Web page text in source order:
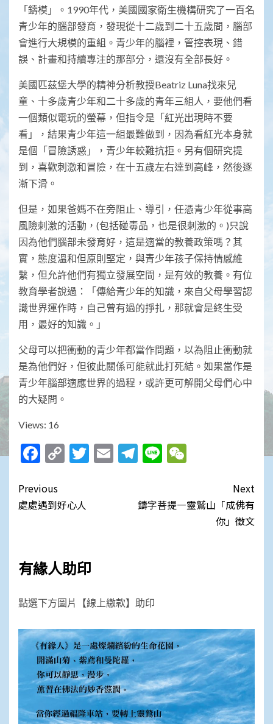
「鑄模」。1990年代，美國國家衛生機構研究了一百名
青少年的腦部發育，發現從十二歲到二十五歲間，腦部
會進行大規模的重組。青少年的腦裡，管控表現、錯
誤、計畫和持續專注的那部分，還沒有全部長好。
美國匹茲堡大學的精神分析教授Beatriz Luna找來兒
童、十多歲青少年和二十多歲的青年三組人，要他們看
一個類似電玩的螢幕，但指令是「紅光出現時不要
看」，結果青少年這一組最難做到，因為看紅光本身就
是個「冒險誘惑」，青少年較難抗拒。另有個研究提
到，喜歡刺激和冒險，在十五歲左右達到高峰，然後逐
漸下滑。
但是，如果爸媽不在旁阻止、導引，任憑青少年從事高
風險刺激的活動，(包括碰毒品，也是很刺激的。)只說
因為他們腦部未發育好，這是適當的教養政策嗎？其
實，態度溫和但原則堅定，與青少年孩子保持情感維
繫，但允許他們有獨立發展空間，是有效的教養。有位
教育學者說過：「傳給青少年的知識，來自父母學習認
識世界運作時，自己曾有過的掙扎，那就會是終生受
用，最好的知識。」
父母可以把衝動的青少年都當作問題，以為阻止衝動就
是為他們好，但彼此關係可能就此打死結。如果當作是
青少年腦部適應世界的過程，或許更可解開父母們心中
的大疑問。
Views: 16
Facebook
CopyTwitter
EmailTelegram
Line
Post
navigation
Previous
處處遇到好心人
Next
鑄字菩提—靈鷲山「成佛有
你」徵文
有緣人助印
點選下方圖片【線上繳款】助印